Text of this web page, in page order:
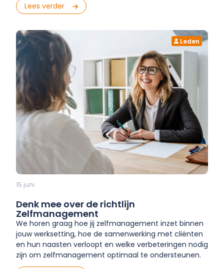
Lees verder
Leden
15 juni
Denk mee over de richtlijn
Zelfmanagement
We horen graag hoe jij zelfmanagement inzet binnen
jouw werksetting, hoe de samenwerking met cliënten
en hun naasten verloopt en welke verbeteringen nodig
zijn om zelfmanagement optimaal te ondersteunen.